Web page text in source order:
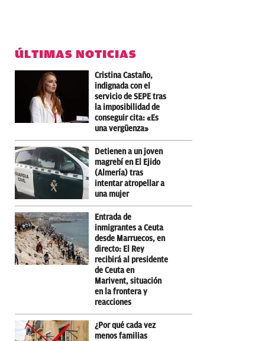
ÚLTIMAS NOTICIAS
Cristina Castaño,
indignada con el
servicio de SEPE tras
la imposibilidad de
conseguir cita: «Es
una vergüenza»
Detienen a un joven
magrebí en El Ejido
(Almería) tras
intentar atropellar a
una mujer
Entrada de
inmigrantes a Ceuta
desde Marruecos, en
directo: El Rey
recibirá al presidente
de Ceuta en
Marivent, situación
en la frontera y
reacciones
¿Por qué cada vez
menos familias